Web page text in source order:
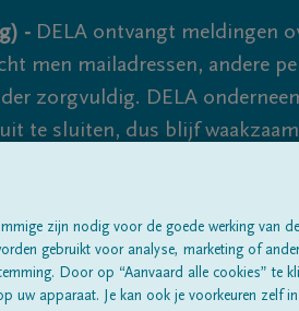
- DELA ontvangt meldingen
men mailadressen, andere
zorgvuldig. DELA
te sluiten, dus blijf
Alle rouwberichten
zijn nodig voor de goede werking van
gebruikt voor analyse, marketing of
Door op “Aanvaard alle cookies” te
uw apparaat. Je kan ook je voorkeuren zelf